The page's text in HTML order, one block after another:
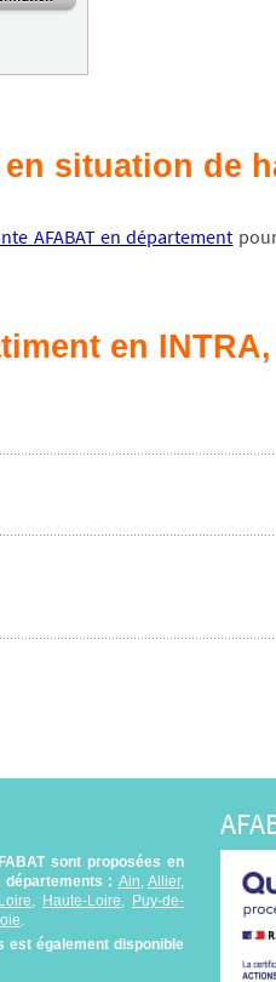
situation de
AFABAT en département
en
sont proposées en
départements : Ain Allier,
Loire Haute-Loire
Puy-de-
est également disponible